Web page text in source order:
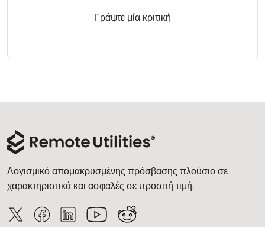
Γράψτε μία κριτική
Λογισμικό απομακρυσμένης πρόσβασης πλούσιο σε
χαρακτηριστικά και ασφαλές σε προσιτή τιμή.